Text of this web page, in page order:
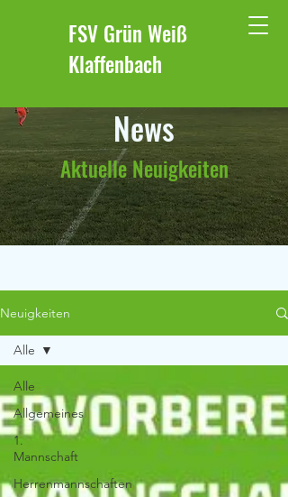
FSV Grün Weiß
Klaffenbach
News
Aktuelle Neuigkeiten
Neuigkeiten
Alle
Allgemeines
1.
Mannschaft
Herrenmannschaften
Alle